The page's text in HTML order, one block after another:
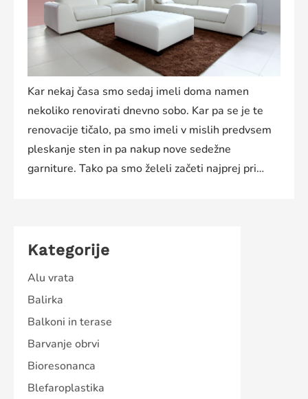
Kar nekaj časa smo sedaj imeli doma namen
nekoliko renovirati dnevno sobo. Kar pa se je te
renovacije tičalo, pa smo imeli v mislih predvsem
pleskanje sten in pa nakup nove sedežne
garniture. Tako pa smo želeli začeti najprej pri…
Kategorije
Alu vrata
Balirka
Balkoni in terase
Barvanje obrvi
Bioresonanca
Blefaroplastika